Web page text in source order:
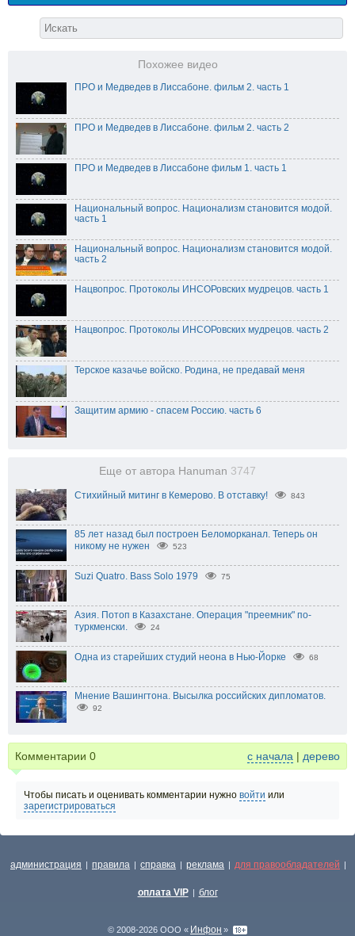
Похожее видео
ПРО и Медведев в Лиссабоне. фильм 2. часть 1
ПРО и Медведев в Лиссабоне. фильм 2. часть 2
ПРО и Медведев в Лиссабоне фильм 1. часть 1
Национальный вопрос. Национализм становится модой.
часть 1
Национальный вопрос. Национализм становится модой.
часть 2
Нацвопрос. Протоколы ИНСОРовских мудрецов. часть 1
Нацвопрос. Протоколы ИНСОРовских мудрецов. часть 2
Терское казачье войско. Родина, не предавай меня
Защитим армию - спасем Россию. часть 6
Еще от автора Hanuman 3747
Стихийный митинг в Кемерово. В отставку! 843
85 лет назад был построен Беломорканал. Теперь он
никому не нужен
523
Suzi Quatro. Bass Solo 1979 75
Азия. Потоп в Казахстане. Операция "преемник" по-
туркменски.
24
Одна из старейших студий неона в Нью-Йорке 68
Мнение Вашингтона. Высылка российских дипломатов.
92
Комментарии 0 с начала | дерево
Чтобы писать и оценивать комментарии нужно войти или
зарегистрироваться
администрация | правила | справка | реклама | для правообладателей |
оплата VIP | блог
© 2008-2026 ООО « Инфон »